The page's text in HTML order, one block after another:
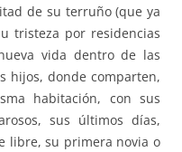
de su terruño (que ya
tristeza por residencias
vida dentro de las
hijos, donde comparten,
habitación, con sus
sus últimos días,
libre, su primera novia o